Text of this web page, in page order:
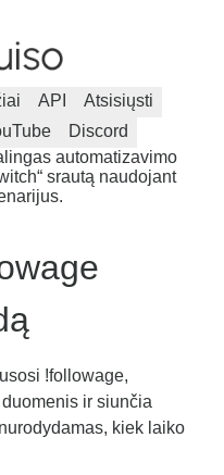
API
Atsisiųsti
Discord
automatizavimo
srautą naudojant
!followage,
ir siunčia
kiek laiko